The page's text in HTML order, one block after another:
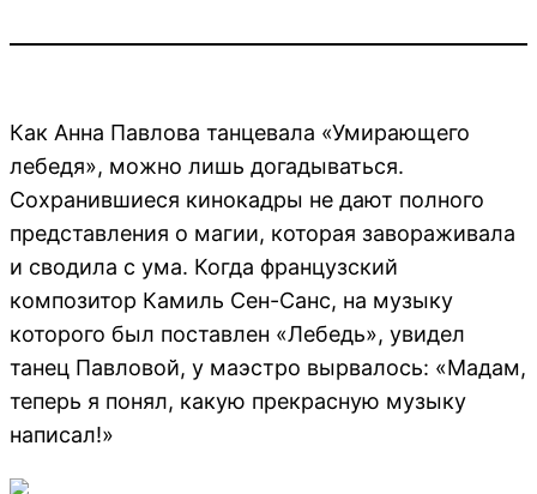
Как Анна Павлова танцевала «Умирающего
лебедя», можно лишь догадываться.
Сохранившиеся кинокадры не дают полного
представления о магии, которая завораживала
и сводила с ума. Когда французский
композитор Камиль Сен-Санс, на музыку
которого был поставлен «Лебедь», увидел
танец Павловой, у маэстро вырвалось: «Мадам,
теперь я понял, какую прекрасную музыку
написал!»